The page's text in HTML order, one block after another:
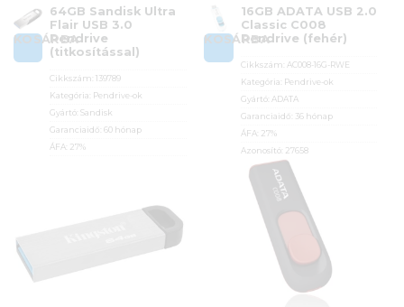
KOSÁRBA
64GB Sandisk Ultra
Flair USB 3.0
Pendrive
(titkosítással)
Cikkszám:139789
Kategória: Pendrive-ok
Gyártó:Sandisk
Garanciaidő:60 hónap
ÁFA: 27%
KOSÁRBA
16GB ADATA USB 2.0
Classic C008
Pendrive (fehér)
Cikkszám: AC008-16G-RWE
Kategória: Pendrive-ok
Gyártó: ADATA
Garanciaidő: 36 hónap
ÁFA: 27%
Azonosító: 27658
3 990 Ft